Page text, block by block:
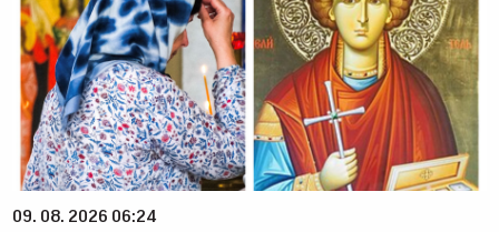
09. 08. 2026 06:24